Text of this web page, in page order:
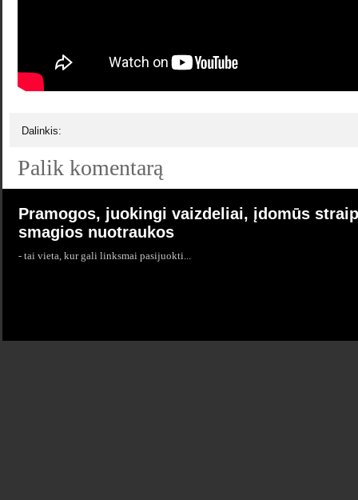
Dalinkis:
Palik komentarą
Pramogos, juokingi vaizdeliai, įdomūs
smagios nuotraukos
- tai vieta, kur gali linksmai pasijuokti...